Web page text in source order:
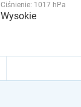
Ciśnienie: 1017 hPa
Wysokie